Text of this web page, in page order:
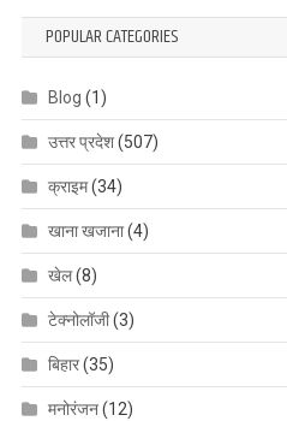
POPULAR CATEGORIES
Blog (1)
उत्तर प्रदेश(507)
क्राइम(34)
खाना खजाना(4)
खेल(8)
टेक्नोलॉजी(3)
बिहार(35)
मनोरंजन(12)